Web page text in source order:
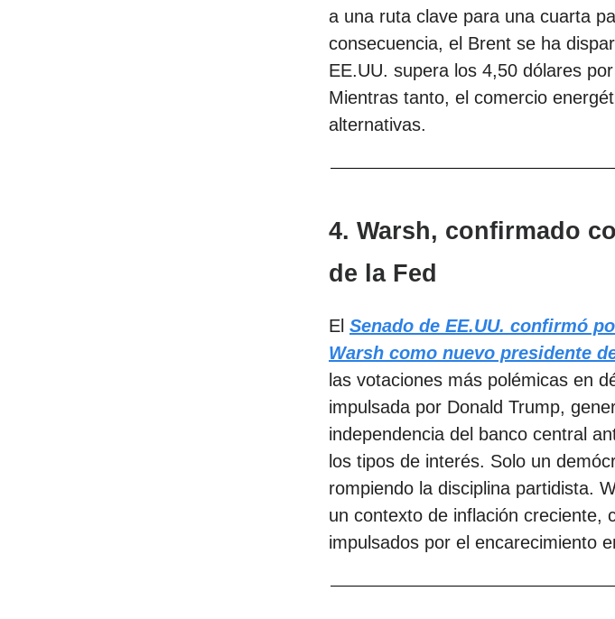
a una ruta clave para una cuarta
consecuencia, el Brent se ha
EE.UU. supera los 4,50 dólares
Mientras tanto, el comercio
alternativas.
4. Warsh, confirmado
de la Fed
El Senado de EE.UU. confirmó
Warsh como nuevo presidente
las votaciones más polémicas en
impulsada por Donald Trump,
independencia del banco central
los tipos de interés. Solo un
rompiendo la disciplina partidista.
un contexto de inflación creciente,
impulsados por el encarecimiento